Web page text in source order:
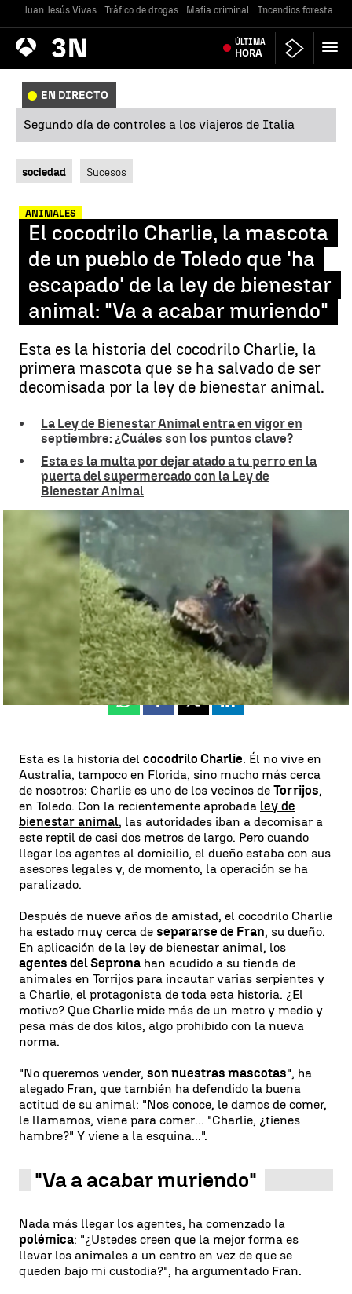
Juan Jesús Vivas Tráfico de drogas Mafia criminal Incendios forestales
Antena
3 Noticias ÚLTIMA
HORA
EN DIRECTO
Segundo día de controles a los viajeros de Italia
sociedad Sucesos
ANIMALES
El cocodrilo Charlie, la mascota
de un pueblo de Toledo que 'ha
escapado' de la ley de bienestar
animal: "Va a acabar muriendo"
Esta es la historia del cocodrilo Charlie, la
primera mascota que se ha salvado de ser
decomisada por la ley de bienestar animal.
La Ley de Bienestar Animal entra en vigor en
septiembre: ¿Cuáles son los puntos clave?
Esta es la multa por dejar atado a tu perro en la
puerta del supermercado con la Ley de
Bienestar Animal
La historia del cocodrilo Charlie | Antena 3 Noticias
Juan Sola
Publicado:21 de junio de 2024, 10:31
WhatsappFacebook
X Linkedin
Esta es la historia del cocodrilo Charlie. Él no vive en
Australia, tampoco en Florida, sino mucho más cerca
de nosotros: Charlie es uno de los vecinos de Torrijos,
en Toledo. Con la recientemente aprobada ley de
bienestar animal, las autoridades iban a decomisar a
este reptil de casi dos metros de largo. Pero cuando
llegar los agentes al domicilio, el dueño estaba con sus
asesores legales y, de momento, la operación se ha
paralizado.
Después de nueve años de amistad, el cocodrilo Charlie
ha estado muy cerca de separarse de Fran, su dueño.
En aplicación de la ley de bienestar animal, los
agentes del Seprona han acudido a su tienda de
animales en Torrijos para incautar varias serpientes y
a Charlie, el protagonista de toda esta historia. ¿El
motivo? Que Charlie mide más de un metro y medio y
pesa más de dos kilos, algo prohibido con la nueva
norma.
"No queremos vender, son nuestras mascotas", ha
alegado Fran, que también ha defendido la buena
actitud de su animal: "Nos conoce, le damos de comer,
le llamamos, viene para comer... "Charlie, ¿tienes
hambre?" Y viene a la esquina...".
"Va a acabar muriendo"
Nada más llegar los agentes, ha comenzado la
polémica: "¿Ustedes creen que la mejor forma es
llevar los animales a un centro en vez de que se
queden bajo mi custodia?", ha argumentado Fran.